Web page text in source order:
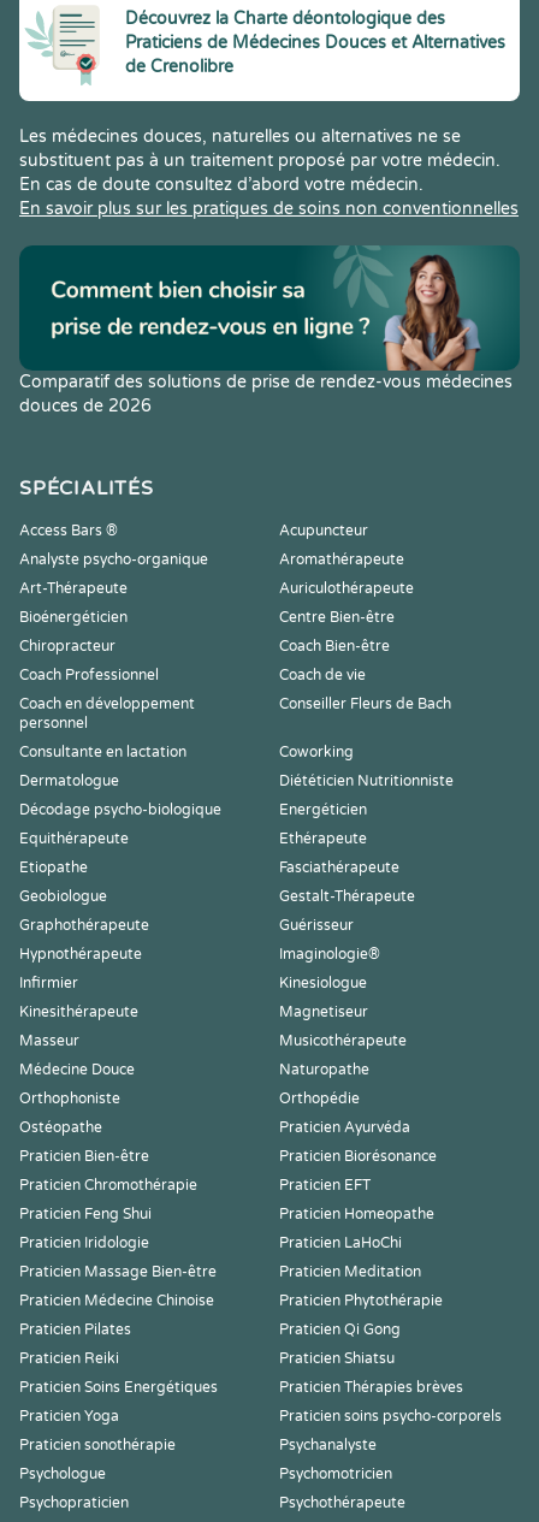
Découvrez la Charte déontologique des
Praticiens de Médecines Douces et Alternatives
de Crenolibre
Les médecines douces, naturelles ou alternatives ne se
substituent pas à un traitement proposé par votre médecin.
En cas de doute consultez d’abord votre médecin.
En savoir plus sur les pratiques de soins non conventionnelles
Comparatif des solutions de prise de rendez-vous médecines
douces de 2026
SPÉCIALITÉS
Access Bars ®
Acupuncteur
Analyste psycho-organique
Aromathérapeute
Art-Thérapeute
Auriculothérapeute
Bioénergéticien
Centre Bien-être
Chiropracteur
Coach Bien-être
Coach Professionnel
Coach de vie
Coach en développement
personnel
Conseiller Fleurs de Bach
Consultante en lactation
Coworking
Dermatologue
Diététicien Nutritionniste
Décodage psycho-biologique
Energéticien
Equithérapeute
Ethérapeute
Etiopathe
Fasciathérapeute
Geobiologue
Gestalt-Thérapeute
Graphothérapeute
Guérisseur
Hypnothérapeute
Imaginologie®
Infirmier
Kinesiologue
Kinesithérapeute
Magnetiseur
Masseur
Musicothérapeute
Médecine Douce
Naturopathe
Orthophoniste
Orthopédie
Ostéopathe
Praticien Ayurvéda
Praticien Bien-être
Praticien Biorésonance
Praticien Chromothérapie
Praticien EFT
Praticien Feng Shui
Praticien Homeopathe
Praticien Iridologie
Praticien LaHoChi
Praticien Massage Bien-être
Praticien Meditation
Praticien Médecine Chinoise
Praticien Phytothérapie
Praticien Pilates
Praticien Qi Gong
Praticien Reiki
Praticien Shiatsu
Praticien Soins Energétiques
Praticien Thérapies brèves
Praticien Yoga
Praticien soins psycho-corporels
Praticien sonothérapie
Psychanalyste
Psychologue
Psychomotricien
Psychopraticien
Psychothérapeute